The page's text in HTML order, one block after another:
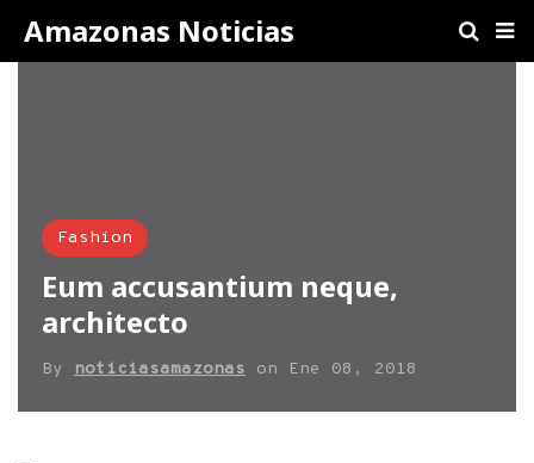
Amazonas Noticias
Fashion
Eum accusantium neque,
architecto
By noticiasamazonas on Ene 08, 2018